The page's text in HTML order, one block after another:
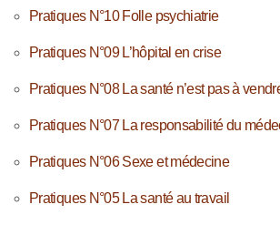
Pratiques N°10 Folle psychiatrie
Pratiques N°09 L’hôpital en crise
Pratiques N°08 La santé n’est pas à
Pratiques N°07 La responsabilité du
Pratiques N°06 Sexe et médecine
Pratiques N°05 La santé au travail